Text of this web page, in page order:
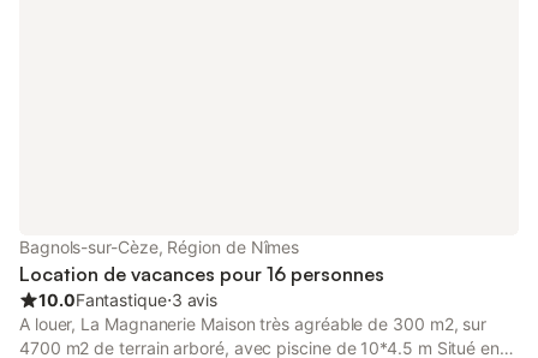
Bagnols-sur-Cèze, Région de Nîmes
Location de vacances pour 16 personnes
10.0Fantastique⋅3 avis
A louer, La Magnanerie Maison très agréable de 300 m2, sur
4700 m2 de terrain arboré, avec piscine de 10*4.5 m Situé en